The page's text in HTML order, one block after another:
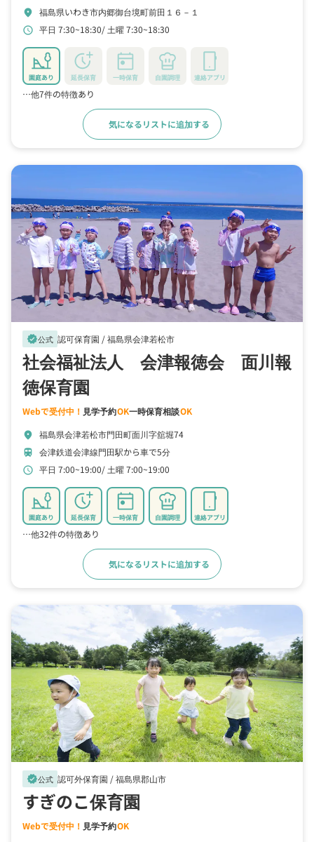
location_on 福島県いわき市内郷御台境町前田１６－１
schedule 平日 7:30~18:30 土曜 7:30~18:30
園庭あり 延長保育 一時保育 自園調理 連絡アプリ
…他7件の特徴あり
気になるリストに追加する
verified公式 認可保育園 /福島県会津若松市
社会福祉法人 会津報徳会 面川報
徳保育園
Webで受付中！ 見学予約OK一時保育相談OK
location_on 福島県会津若松市門田町面川字舘堀74
train 会津鉄道会津線門田駅から車で5分
schedule 平日 7:00~19:00 土曜 7:00~19:00
園庭あり 延長保育 一時保育 自園調理 連絡アプリ
…他32件の特徴あり
気になるリストに追加する
verified公式 認可外保育園 /福島県郡山市
すぎのこ保育園
Webで受付中！ 見学予約OK